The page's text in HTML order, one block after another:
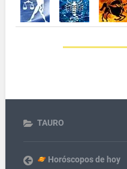
TAURO
Horóscopos de hoy